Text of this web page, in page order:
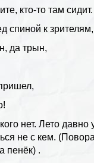
кто-то там сидит.
спиной к
да трын,
нет. Лето
не с кем.
пенёк) .